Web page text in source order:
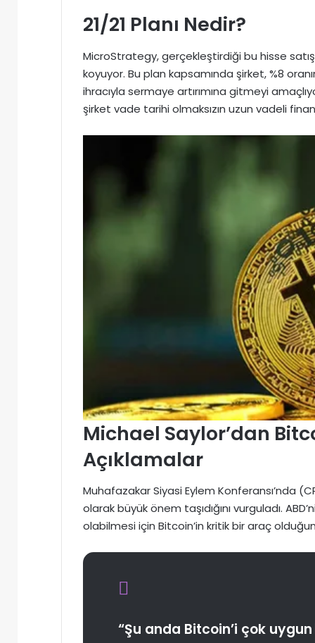
21/21 Planı Nedir?
MicroStrategy, gerçekleştirdiği bu hisse
koyuyor. Bu plan kapsamında şirket, %8
ihracıyla sermaye artırımına gitmeyi
şirket vade tarihi olmaksızın uzun vadeli
Michael Saylor’dan
Açıklamalar
Muhafazakar Siyasi Eylem Konferansı’nda
olarak büyük önem taşıdığını vurguladı.
olabilmesi için Bitcoin’in kritik bir araç
“Şu anda Bitcoin’i çok